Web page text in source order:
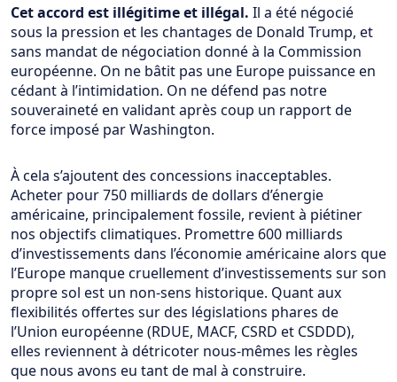
Cet accord est illégitime et illégal. Il a été négocié
sous la pression et les chantages de Donald Trump, et
sans mandat de négociation donné à la Commission
européenne. On ne bâtit pas une Europe puissance en
cédant à l’intimidation. On ne défend pas notre
souveraineté en validant après coup un rapport de
force imposé par Washington.
À cela s’ajoutent des concessions inacceptables.
Acheter pour 750 milliards de dollars d’énergie
américaine, principalement fossile, revient à piétiner
nos objectifs climatiques. Promettre 600 milliards
d’investissements dans l’économie américaine alors que
l’Europe manque cruellement d’investissements sur son
propre sol est un non-sens historique. Quant aux
flexibilités offertes sur des législations phares de
l’Union européenne (RDUE, MACF, CSRD et CSDDD),
elles reviennent à détricoter nous-mêmes les règles
que nous avons eu tant de mal à construire.